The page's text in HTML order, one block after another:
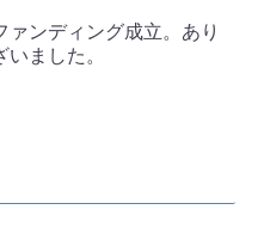
ァンディング成立。あり
いました。